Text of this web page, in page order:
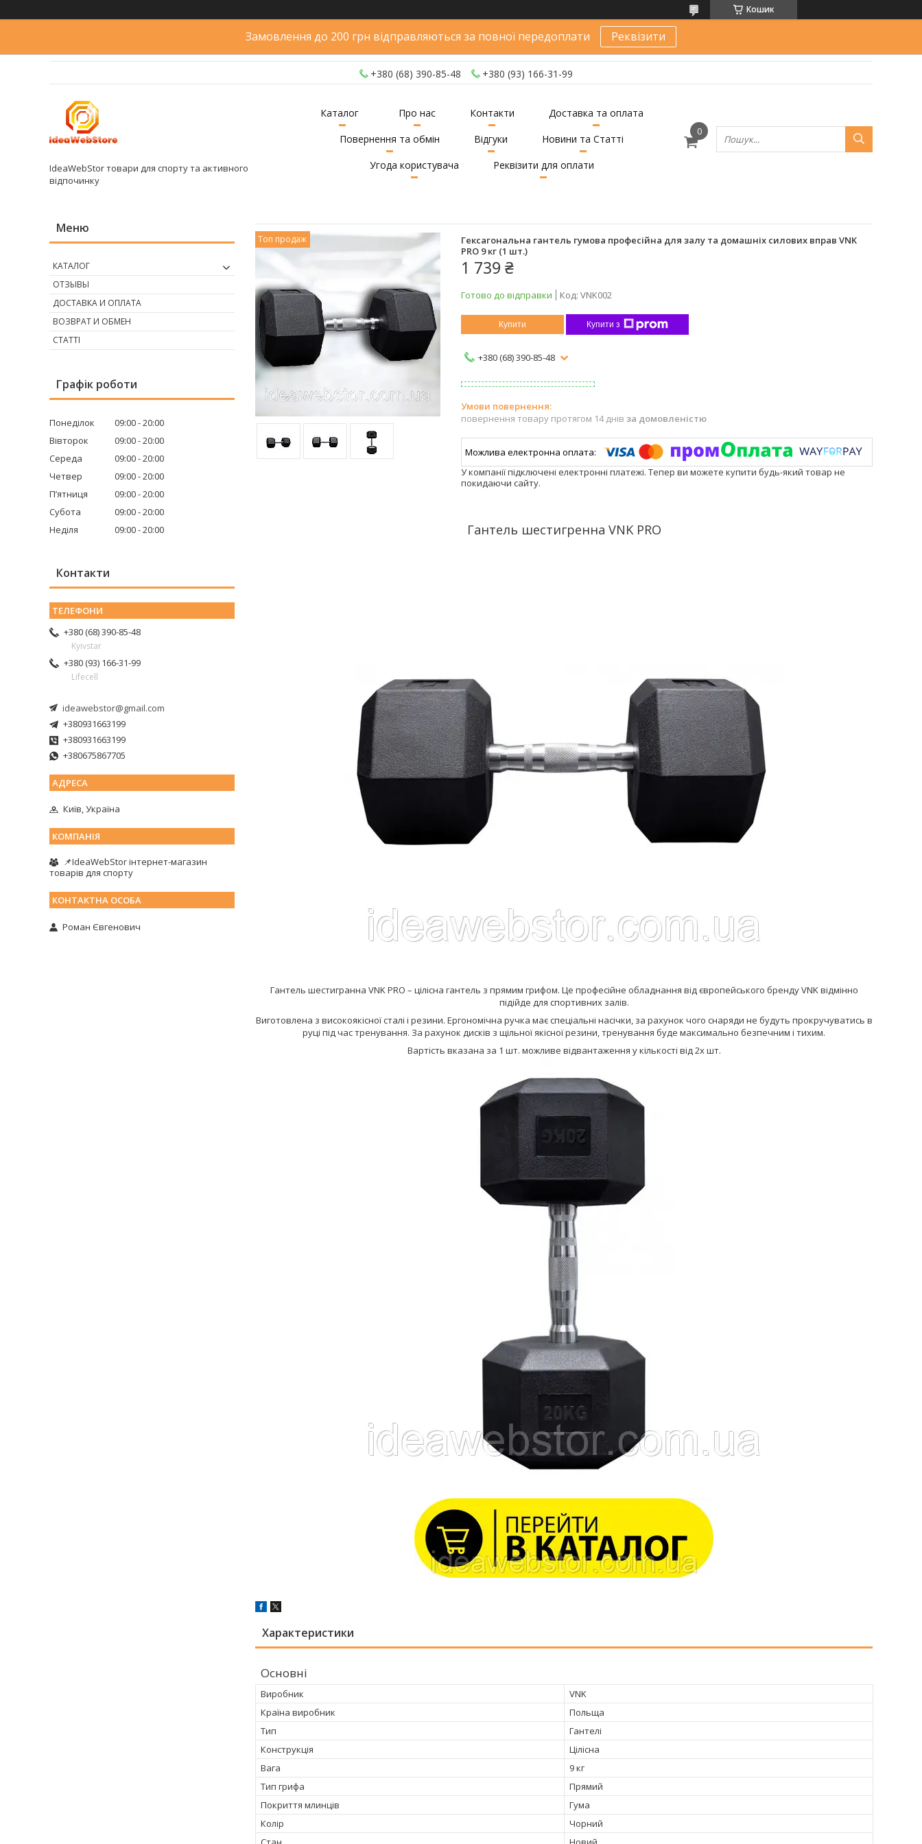
Кошик
Замовлення до 200 грн відправляються за повної передоплати Реквізити
+380 (68) 390-85-48 +380 (93) 166-31-99
IdeaWebStor товари для спорту та активного
відпочинку
Каталог Про нас Контакти
Доставка та оплата
Повернення та обмін
Відгуки
Новини та Статті
Угода користувача
Реквізити для оплати
Топ продаж
Гексагональна гантель гумова професійна для залу та домашніх силових вправ VNK
PRO 9 кг (1 шт.)
1 739 ₴
Готово до відправки Код: VNK002
Купити Купити з
+380 (68) 390-85-48
повернення товару протягом 14 днів за домовленістю
У компанії підключені електронні платежі. Тепер ви можете купити будь-який товар не
покидаючи сайту.
Гантель шестигренна VNK PRO
Гантель шестигранна VNK PRO – цілісна гантель з прямим грифом. Це професійне обладнання від європейського бренду VNK відмінно
підійде для спортивних залів.
Виготовлена з високоякісної сталі і резини. Ергономічна ручка має спеціальні насічки, за рахунок чого снаряди не будуть прокручуватись в
руці під час тренування. За рахунок дисків з щільної якісної резини, тренування буде максимально безпечним і тихим.
Вартість вказана за 1 шт. можливе відвантаження у кількості від 2х шт.
Характеристики
Основні
Виробник
VNK
Країна виробник
Польща
Тип
Гантелі
Конструкція
Цілісна
Вага
9 кг
Тип грифа
Прямий
Покриття млинців
Гума
Колір
Чорний
КАТАЛОГ
ОТЗЫВЫ
ДОСТАВКА И ОПЛАТА
ВОЗВРАТ И ОБМЕН
СТАТТІ
Графік роботи
Понеділок 09:00 20:00
Вівторок
09:00 20:00
Середа
09:00 20:00
Четвер
09:00 20:00
Пʼятниця
09:00 20:00
Субота
09:00 20:00
Неділя
09:00 20:00
Контакти
+380 (68) 390-85-48
Kyivstar
+380 (93) 166-31-99
Lifecell
ideawebstor@gmail.com
+380931663199
+380931663199
+380675867705
Київ, Україна
📌IdeaWebStor інтернет-магазин
товарів для спорту
Роман Євгенович